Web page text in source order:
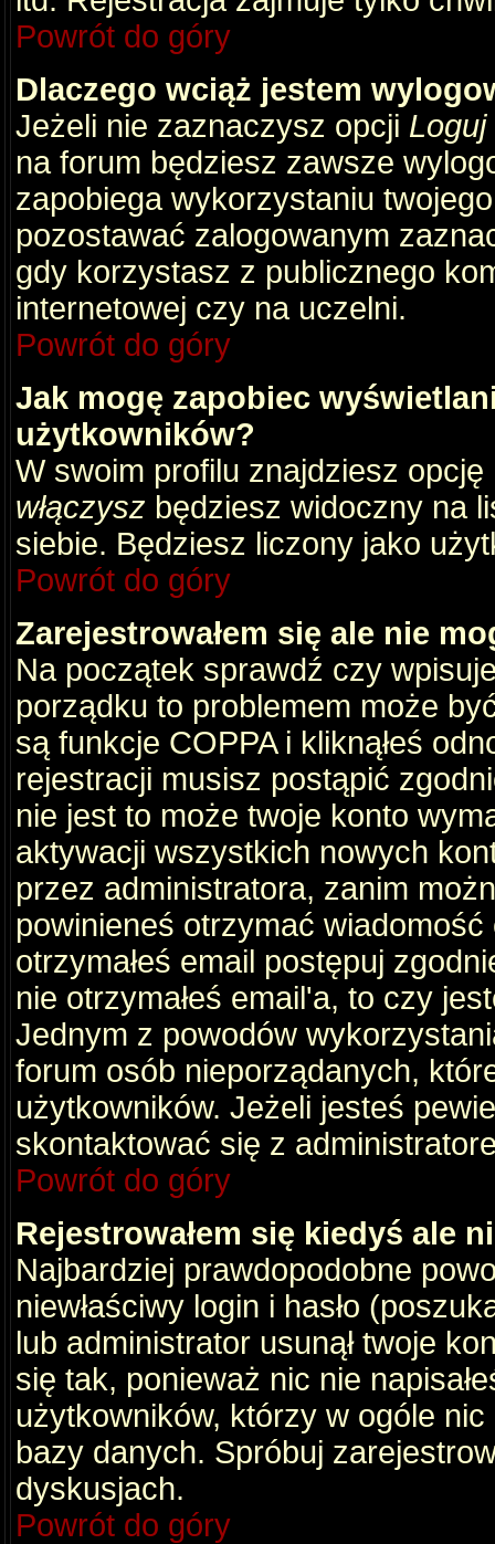
Powrót do góry
Dlaczego wciąż jestem
Jeżeli nie zaznaczysz opcji
na forum będziesz zawsze
zapobiega wykorzystaniu
pozostawać zalogowanym
gdy korzystasz z publicznego
internetowej czy na uczelni.
Powrót do góry
Jak mogę zapobiec
użytkowników?
W swoim profilu znajdziesz opcję
włączysz będziesz widoczny na
siebie. Będziesz liczony jako
Powrót do góry
Zarejestrowałem się ale nie
Na początek sprawdź czy
porządku to problemem może
są funkcje COPPA i kliknąłeś
rejestracji musisz postąpić
nie jest to może twoje konto
aktywacji wszystkich nowych
przez administratora, zanim
powinieneś otrzymać
otrzymałeś email postępuj
nie otrzymałeś email'a, to czy
Jednym z powodów
forum osób nieporządanych,
użytkowników. Jeżeli jesteś
skontaktować się z
Powrót do góry
Rejestrowałem się kiedyś ale
Najbardziej prawdopodobne
niewłaściwy login i hasło
lub administrator usunął twoje
się tak, ponieważ nic nie
użytkowników, którzy w ogóle
bazy danych. Spróbuj
dyskusjach.
Powrót do góry